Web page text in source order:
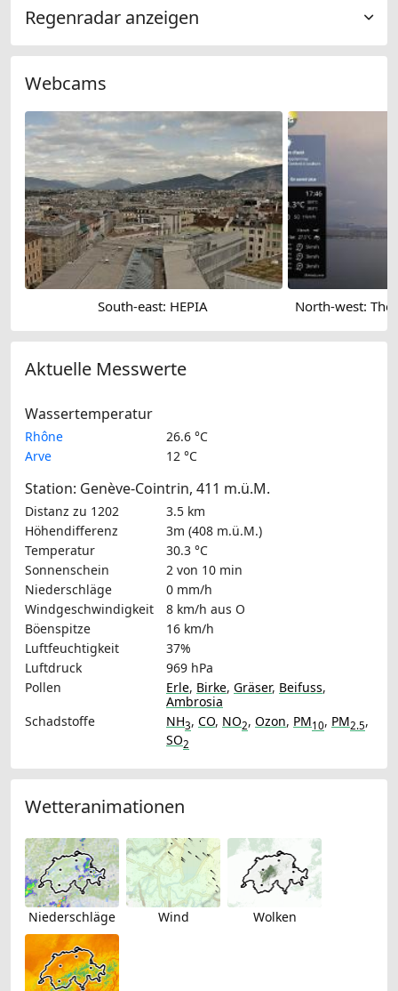
Regenradar anzeigen
Webcams
South-east: HEPIA
Aktuelle Messwerte
Wassertemperatur
Rhône
26.6 °C
Arve
12 °C
Station: Genève-Cointrin, 411 m.ü.M.
Distanz zu 1202
3.5 km
Höhendifferenz
3m (408 m.ü.M.)
Temperatur
30.3 °C
Sonnenschein
2 von 10 min
Niederschläge
0 mm/h
Windgeschwindigkeit
8 km/h aus O
Böenspitze
16 km/h
Luftfeuchtigkeit
37%
Luftdruck
969 hPa
Pollen
Erle, Birke, Gräser, Beifuss,
Ambrosia
Schadstoffe
NH3, CO, NO2, Ozon, PM10, PM2.5,
SO2
Wetteranimationen
Niederschläge Wind Wolken